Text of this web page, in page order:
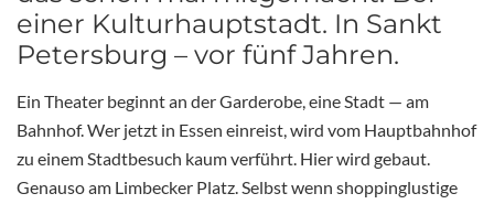
einer Kulturhauptstadt. In Sankt
Petersburg – vor fünf Jahren.
Ein Theater beginnt an der Garderobe, eine Stadt — am
Bahnhof. Wer jetzt in Essen einreist, wird vom Hauptbahnhof
zu einem Stadtbesuch kaum verführt. Hier wird gebaut.
Genauso am Limbecker Platz. Selbst wenn shoppinglustige